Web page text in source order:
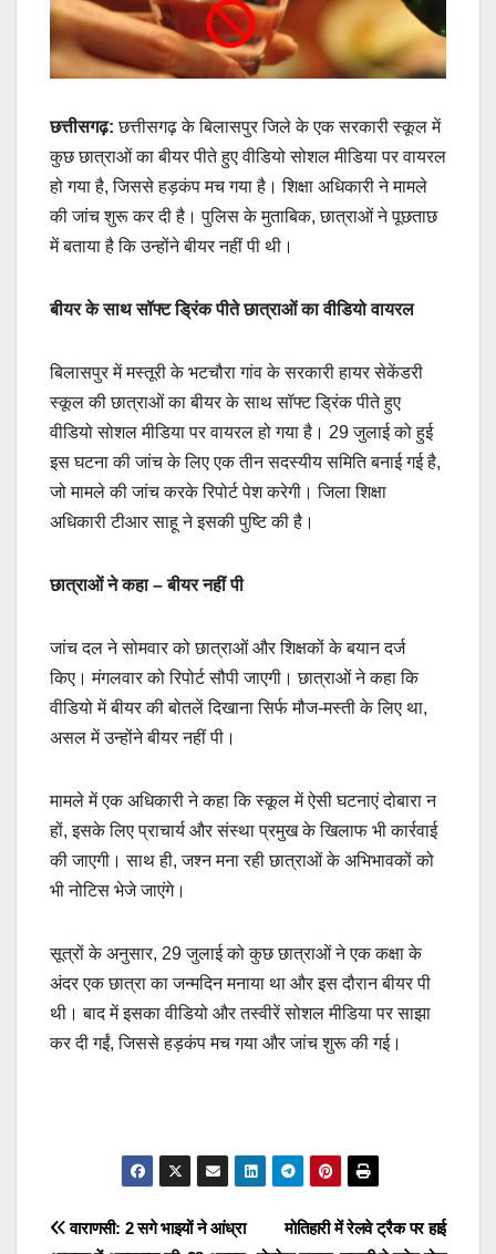
छत्तीसगढ़:छत्तीसगढ़ के बिलासपुर जिले के एक सरकारी स्कूल में
कुछ छात्राओं का बीयर पीते हुए वीडियो सोशल मीडिया पर वायरल
हो गया है, जिससे हड़कंप मच गया है। शिक्षा अधिकारी ने मामले
की जांच शुरू कर दी है। पुलिस के मुताबिक, छात्राओं ने पूछताछ
में बताया है कि उन्होंने बीयर नहीं पी थी।
बीयर के साथ सॉफ्ट ड्रिंक पीते छात्राओं का वीडियो वायरल
बिलासपुर में मस्तूरी के भटचौरा गांव के सरकारी हायर सेकेंडरी
स्कूल की छात्राओं का बीयर के साथ सॉफ्ट ड्रिंक पीते हुए
वीडियो सोशल मीडिया पर वायरल हो गया है। 29 जुलाई को हुई
इस घटना की जांच के लिए एक तीन सदस्यीय समिति बनाई गई है,
जो मामले की जांच करके रिपोर्ट पेश करेगी। जिला शिक्षा
अधिकारी टीआर साहू ने इसकी पुष्टि की है।
छात्राओं ने कहा – बीयर नहीं पी
जांच दल ने सोमवार को छात्राओं और शिक्षकों के बयान दर्ज
किए। मंगलवार को रिपोर्ट सौपी जाएगी। छात्राओं ने कहा कि
वीडियो में बीयर की बोतलें दिखाना सिर्फ मौज-मस्ती के लिए था,
असल में उन्होंने बीयर नहीं पी।
मामले में एक अधिकारी ने कहा कि स्कूल में ऐसी घटनाएं दोबारा न
हों, इसके लिए प्राचार्य और संस्था प्रमुख के खिलाफ भी कार्रवाई
की जाएगी। साथ ही, जश्न मना रही छात्राओं के अभिभावकों को
भी नोटिस भेजे जाएंगे।
सूत्रों के अनुसार, 29 जुलाई को कुछ छात्राओं ने एक कक्षा के
अंदर एक छात्रा का जन्मदिन मनाया था और इस दौरान बीयर पी
थी। बाद में इसका वीडियो और तस्वीरें सोशल मीडिया पर साझा
कर दी गईं, जिससे हड़कंप मच गया और जांच शुरू की गई।
Post
मोतिहारी में रेलवे ट्रैक पर हाई
वाराणसी: 2 सगे भाइयों ने आंध्रा